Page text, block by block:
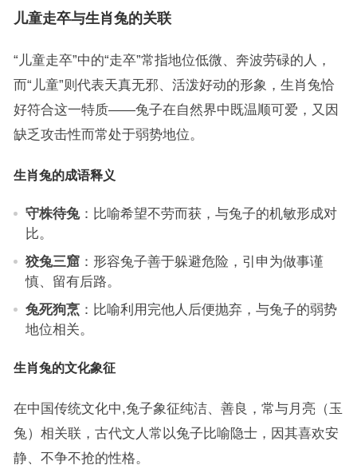
儿童走卒与生肖兔的关联
“儿童走卒”中的“走卒”常指地位低微、奔波劳碌的人，
而“儿童”则代表天真无邪、活泼好动的形象，生肖兔恰
好符合这一特质——兔子在自然界中既温顺可爱，又因
缺乏攻击性而常处于弱势地位。
生肖兔的成语释义
守株待兔 ：比喻希望不劳而获，与兔子的机敏形成对
比。
狡兔三窟：形容兔子善于躲避危险，引申为做事谨
慎、留有后路。
兔死狗烹：比喻利用完他人后便抛弃，与兔子的弱势
地位相关。
生肖兔的文化象征
在中国传统文化中,兔子象征纯洁、善良，常与月亮（玉
兔）相关联，古代文人常以兔子比喻隐士，因其喜欢安
静、不争不抢的性格。